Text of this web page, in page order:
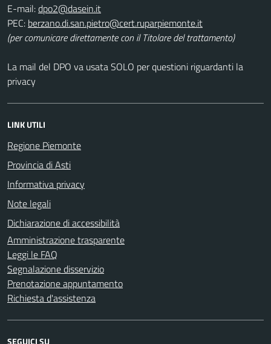
E-mail:
PEC:
(per comunicare direttamente con il Titolare del trattamento)
La mail del DPO va usata SOLO per questioni riguardanti la
privacy
LINK UTILI
Regione Piemonte
Provincia di Asti
Informativa privacy
Note legali
Dichiarazione di accessibilità
Amministrazione trasparente
Leggi le FAQ
Segnalazione disservizio
Prenotazione appuntamento
Richiesta d'assistenza
SEGUICI SU